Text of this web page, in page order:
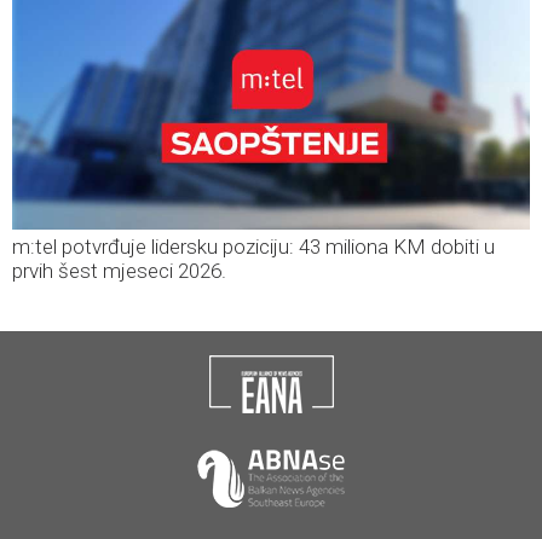
m:tel potvrđuje lidersku poziciju: 43 miliona KM dobiti u
prvih šest mjeseci 2026.